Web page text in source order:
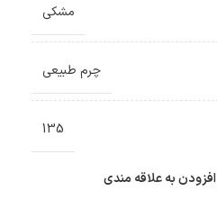
مشکی
چرم طبیعی
135
افزودن به علاقه مندی